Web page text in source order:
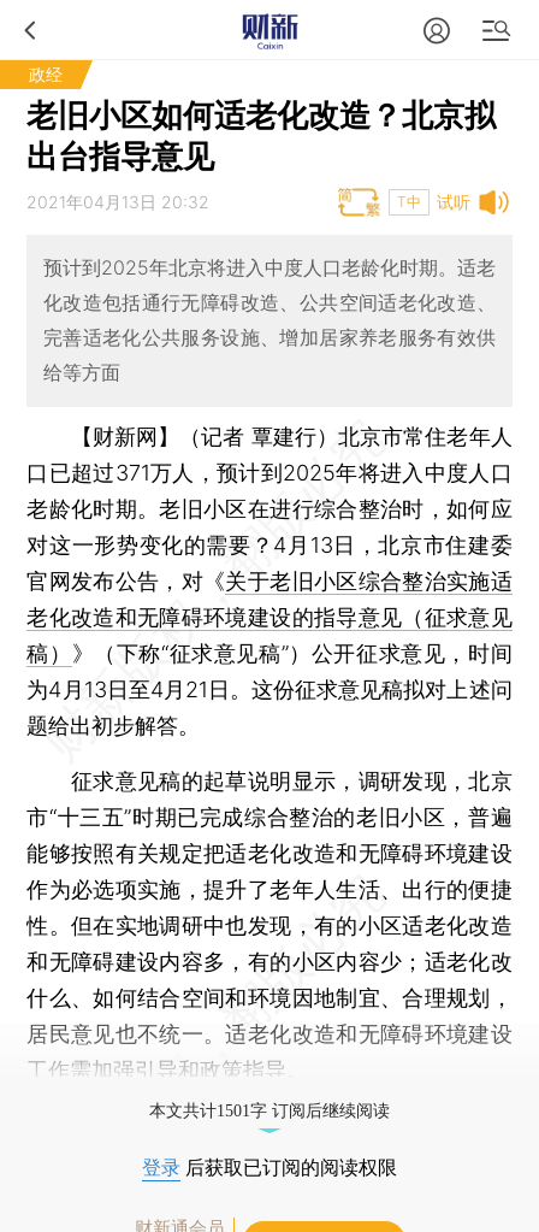
政经
老旧小区如何适老化改造？北京拟
出台指导意见
试听
2021年04月13日 20:32 T中
预计到2025年北京将进入中度人口老龄化时期。适老
化改造包括通行无障碍改造、公共空间适老化改造、
完善适老化公共服务设施、增加居家养老服务有效供
给等方面
【财新网】（记者 覃建行） 北京市常住老年人
口已超过371万人，预计到2025年将进入中度人口
老龄化时期。老旧小区在进行综合整治时，如何应
对这一形势变化的需要？4月13日，北京市住建委
官网发布公告，对《关于老旧小区综合整治实施适
老化改造和无障碍环境建设的指导意见（征求意见
稿） 》（下称“征求意见稿”）公开征求意见，时间
为4月13日至4月21日。这份征求意见稿拟对上述问
题给出初步解答。
征求意见稿的起草说明显示，调研发现，北京
市“十三五”时期已完成综合整治的老旧小区，普遍
能够按照有关规定把适老化改造和无障碍环境建设
作为必选项实施，提升了老年人生活、出行的便捷
性。但在实地调研中也发现，有的小区适老化改造
和无障碍建设内容多，有的小区内容少；适老化改
什么、如何结合空间和环境因地制宜、合理规划，
居民意见也不统一。适老化改造和无障碍环境建设
工作需加强引导和政策指导。
本文共计1501字 订阅后继续阅读
登录 后获取已订阅的阅读权限